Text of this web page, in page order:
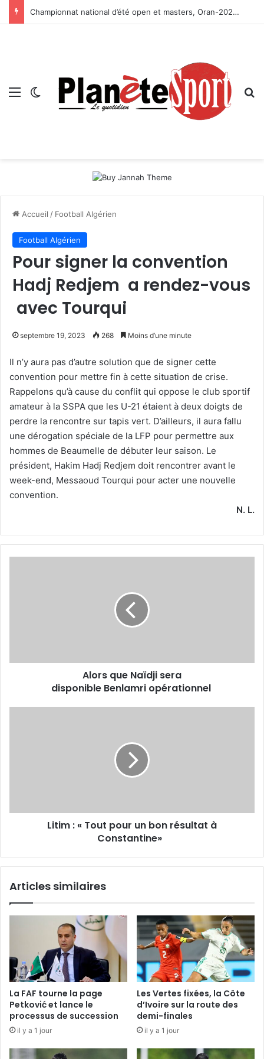
Championnat national d’été open et masters, Oran-2026 — Le CRB s’adjuge le titre
Menu Switch skin
Accueil / Football Algérien
Football Algérien
Pour signer la convention
Hadj Redjem a rendez-vous
avec Tourqui
septembre 19, 2023 268 Moins d’une minute
Il n’y aura pas d’autre solution que de signer cette
convention pour mettre fin à cette situation de crise.
Rappelons qu’à cause du conflit qui oppose le club sportif
amateur à la SSPA que les U-21 étaient à deux doigts de
perdre la rencontre sur tapis vert. D’ailleurs, il aura fallu
une dérogation spéciale de la LFP pour permettre aux
hommes de Beaumelle de débuter leur saison. Le
président, Hakim Hadj Redjem doit rencontrer avant le
week-end, Messaoud Tourqui pour acter une nouvelle
convention.
N. L.
disponible Benlamri opérationnel
Alors que Naïdji sera
disponible Benlamri opérationnel
Litim : « Tout pour un bon résultat à
Constantine»
Articles similaires
La FAF tourne la page
Petković et lance le
processus de succession
il y a 1 jour
Les Vertes fixées, la Côte
d’Ivoire sur la route des
demi-finales
il y a 1 jour